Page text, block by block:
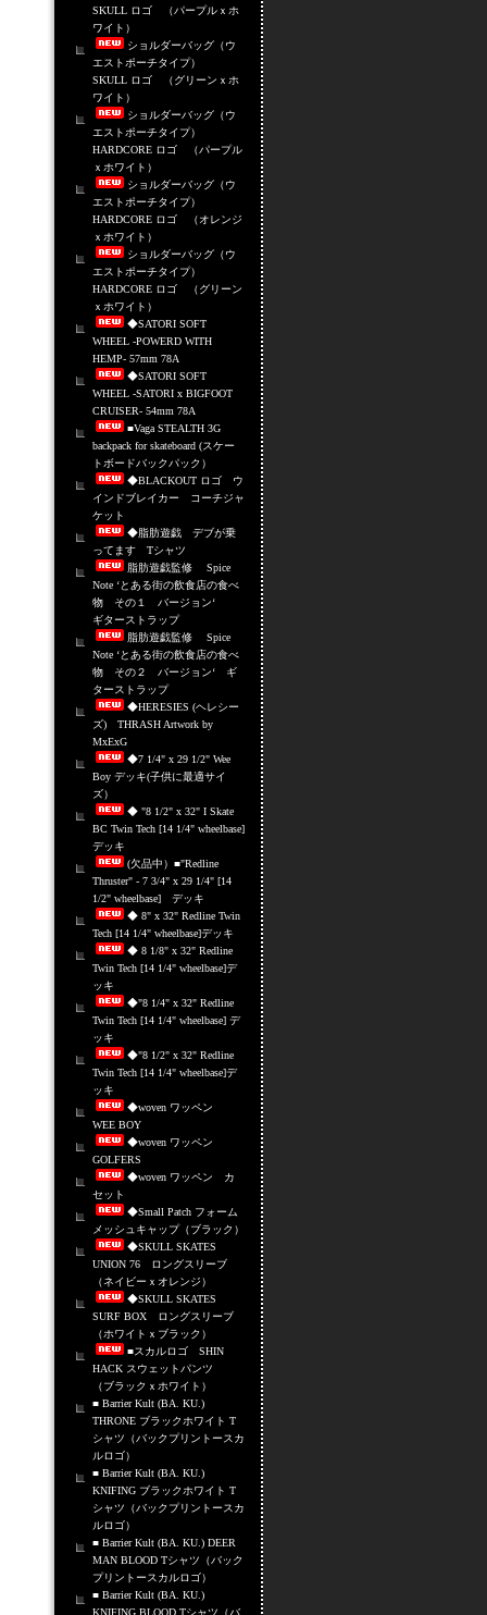
SKULL ロゴ （パープルｘホ
ワイト）
ショルダーバッグ（ウ
エストポーチタイプ）
SKULL ロゴ （グリーンｘホ
ワイト）
ショルダーバッグ（ウ
エストポーチタイプ）
HARDCORE ロゴ （パープル
ｘホワイト）
ショルダーバッグ（ウ
エストポーチタイプ）
HARDCORE ロゴ （オレンジ
ｘホワイト）
ショルダーバッグ（ウ
エストポーチタイプ）
HARDCORE ロゴ （グリーン
ｘホワイト）
◆SATORI SOFT
WHEEL -POWERD WITH
HEMP- 57mm 78A
◆SATORI SOFT
WHEEL -SATORI x BIGFOOT
CRUISER- 54mm 78A
■Vaga STEALTH 3G
backpack for skateboard (スケー
トボードバックパック）
◆BLACKOUT ロゴ ウ
インドブレイカー コーチジャ
ケット
◆脂肪遊戯 デブが乗
ってます Tシャツ
脂肪遊戯監修 Spice
Note ‘とある街の飲食店の食べ
物 その１ バージョン‘
ギターストラップ
脂肪遊戯監修 Spice
Note ‘とある街の飲食店の食べ
物 その２ バージョン‘ ギ
ターストラップ
◆HERESIES (ヘレシー
ズ) THRASH Artwork by
MxExG
◆7 1/4" x 29 1/2" Wee
Boy デッキ(子供に最適サイ
ズ）
◆ "8 1/2" x 32" I Skate
BC Twin Tech [14 1/4" wheelbase]
デッキ
(欠品中）■"Redline
Thruster" - 7 3/4" x 29 1/4" [14
1/2" wheelbase] デッキ
◆ 8" x 32" Redline Twin
Tech [14 1/4" wheelbase]デッキ
◆ 8 1/8" x 32" Redline
Twin Tech [14 1/4" wheelbase]デ
ッキ
◆"8 1/4" x 32" Redline
Twin Tech [14 1/4" wheelbase] デ
ッキ
◆"8 1/2" x 32" Redline
Twin Tech [14 1/4" wheelbase]デ
ッキ
◆woven ワッペン
WEE BOY
◆woven ワッペン
GOLFERS
◆woven ワッペン カ
セット
◆Small Patch フォーム
メッシュキャップ（ブラック）
◆SKULL SKATES
UNION 76 ロングスリーブ
（ネイビーｘオレンジ）
◆SKULL SKATES
SURF BOX ロングスリーブ
（ホワイトｘブラック）
■スカルロゴ SHIN
HACK スウェットパンツ
（ブラックｘホワイト）
■ Barrier Kult (BA. KU.)
THRONE ブラックホワイト T
シャツ（バックプリントースカ
ルロゴ）
■ Barrier Kult (BA. KU.)
KNIFING ブラックホワイト T
シャツ（バックプリントースカ
ルロゴ）
■ Barrier Kult (BA. KU.) DEER
MAN BLOOD Tシャツ（バック
プリントースカルロゴ）
■ Barrier Kult (BA. KU.)
KNIFING BLOOD Tシャツ（バ